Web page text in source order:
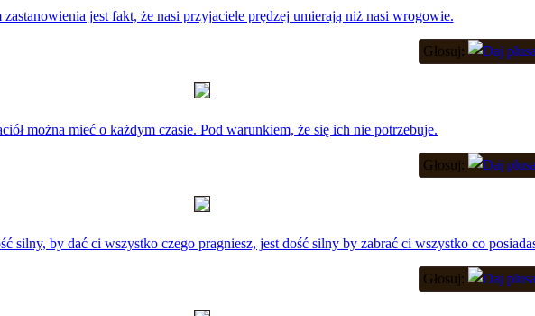
zastanowienia jest fakt, że nasi przyjaciele prędzej umierają niż nasi wrogowie.
Głosuj:
można mieć o każdym czasie. Pod warunkiem, że się ich nie potrzebuje.
Głosuj:
silny, by dać ci wszystko czego pragniesz, jest dość silny by zabrać ci wszystko co
Głosuj: